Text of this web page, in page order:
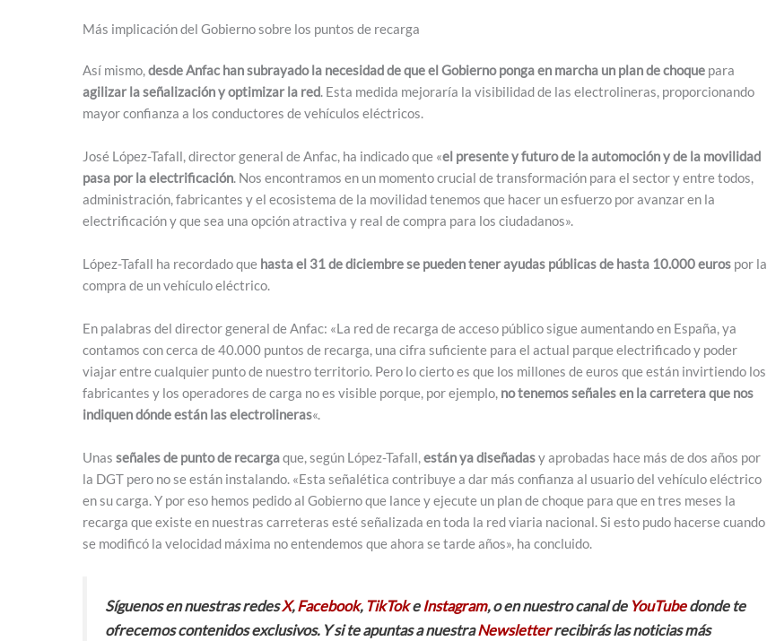
Más implicación del Gobierno sobre los puntos de recarga
Así mismo,desde Anfac han subrayado la necesidad de que el Gobierno ponga en marcha un plan de choque para
agilizar la señalización y optimizar la red. Esta medida mejoraría la visibilidad de las electrolineras, proporcionando
mayor confianza a los conductores de vehículos eléctricos.
José López-Tafall, director general de Anfac, ha indicado que «el presente y futuro de la automoción y de la movilidad
pasa por la electrificación. Nos encontramos en un momento crucial de transformación para el sector y entre todos,
administración, fabricantes y el ecosistema de la movilidad tenemos que hacer un esfuerzo por avanzar en la
electrificación y que sea una opción atractiva y real de compra para los ciudadanos».
López-Tafall ha recordado que hasta el 31 de diciembre se pueden tener ayudas públicas de hasta 10.000 euros por la
compra de un vehículo eléctrico.
En palabras del director general de Anfac: «La red de recarga de acceso público sigue aumentando en España, ya
contamos con cerca de 40.000 puntos de recarga, una cifra suficiente para el actual parque electrificado y poder
viajar entre cualquier punto de nuestro territorio. Pero lo cierto es que los millones de euros que están invirtiendo los
fabricantes y los operadores de carga no es visible porque, por ejemplo, no tenemos señales en la carretera que nos
indiquen dónde están las electrolineras«.
Unas señales de punto de recargaque, según López-Tafall,están ya diseñadasy aprobadas hace más de dos años por
la DGT pero no se están instalando. «Esta señalética contribuye a dar más confianza al usuario del vehículo eléctrico
en su carga. Y por eso hemos pedido al Gobierno que lance y ejecute un plan de choque para que en tres meses la
recarga que existe en nuestras carreteras esté señalizada en toda la red viaria nacional. Si esto pudo hacerse cuando
se modificó la velocidad máxima no entendemos que ahora se tarde años», ha concluido.
Síguenos en nuestras redesX,Facebook, TikTokeInstagram, o en nuestro canal de YouTubedonde te
ofrecemos contenidos exclusivos. Y si te apuntas a nuestraNewsletterrecibirás las noticias más